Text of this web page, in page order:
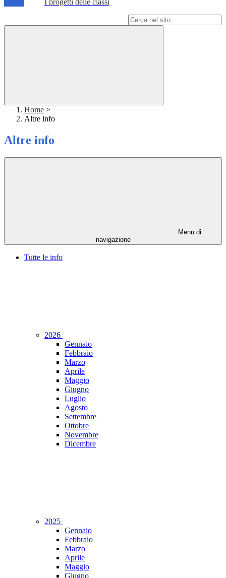
I progetti delle classi
Home >
Altre info
Altre info
Menu di
navigazione
Tutte le info
2026
Gennaio
Febbraio
Marzo
Aprile
Maggio
Giugno
Luglio
Agosto
Settembre
Ottobre
Novembre
Dicembre
2025
Gennaio
Febbraio
Marzo
Aprile
Maggio
Giugno